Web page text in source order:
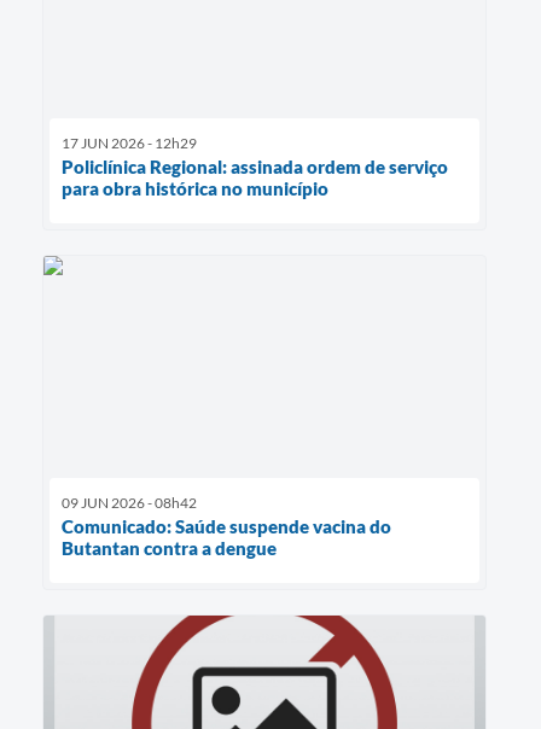
17 JUN 2026 - 12h29
Policlínica Regional: assinada ordem de serviço
para obra histórica no município
09 JUN 2026 - 08h42
Comunicado: Saúde suspende vacina do
Butantan contra a dengue